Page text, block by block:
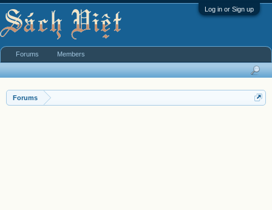
Log in or Sign up
Forums
Forums Members